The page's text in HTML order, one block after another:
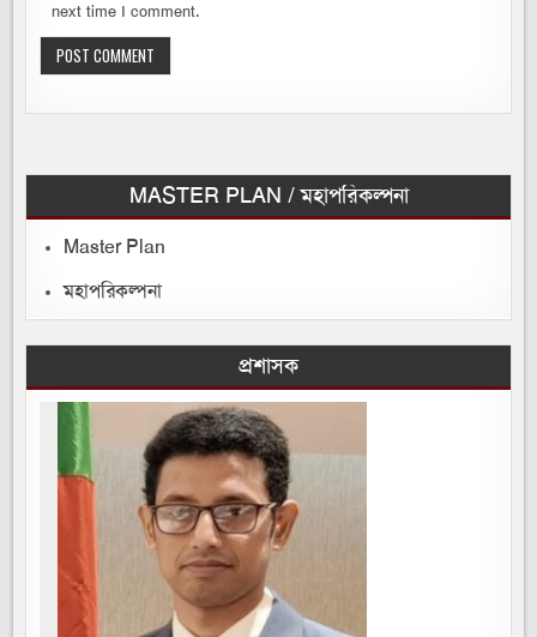
next time I comment.
MASTER PLAN / মহাপরিকল্পনা
Master Plan
মহাপরিকল্পনা
প্রশাসক